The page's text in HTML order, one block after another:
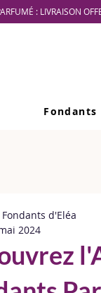
: LIVRAISON
Fondants
Fondants d'Eléa
2024